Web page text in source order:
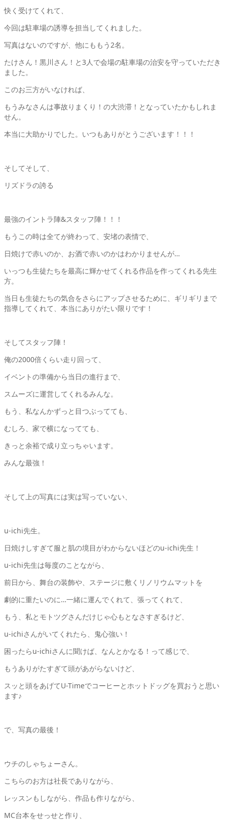
快く受けてくれて、
今回は駐車場の誘導を担当してくれました。
写真はないのですが、他にももう2名。
たけさん！黒川さん！と3人で会場の駐車場の治安を守っていただき
ました。
このお三方がいなければ、
もうみなさんは事故りまくり！の大渋滞！となっていたかもしれま
せん。
本当に大助かりでした。いつもありがとうございます！！！
そしてそして、
リズドラの誇る
最強のイントラ陣&スタッフ陣！！！
もうこの時は全てが終わって、安堵の表情で、
日焼けで赤いのか、お酒で赤いのかはわかりませんが…
いっつも生徒たちを最高に輝かせてくれる作品を作ってくれる先生
方。
当日も生徒たちの気合をさらにアップさせるために、ギリギリまで
指導してくれて、本当にありがたい限りです！
そしてスタッフ陣！
俺の2000倍くらい走り回って、
イベントの準備から当日の進行まで、
スムーズに運営してくれるみんな。
もう、私なんかずっと目つぶってても、
むしろ、家で横になってても、
きっと余裕で成り立っちゃいます。
みんな最強！
そして上の写真には実は写っていない、
u-ichi先生。
日焼けしすぎて服と肌の境目がわからないほどのu-ichi先生！
u-ichi先生は毎度のことながら、
前日から、舞台の装飾や、ステージに敷くリノリウムマットを
劇的に重たいのに…一緒に運んでくれて、張ってくれて、
もう、私とモトツグさんだけじゃ心もとなさすぎるけど、
u-ichiさんがいてくれたら、鬼心強い！
困ったらu-ichiさんに聞けば、なんとかなる！って感じで、
もうありがたすぎて頭があがらないけど、
スッと頭をあげてU-Timeでコーヒーとホットドッグを買おうと思い
ます♪
で、写真の最後！
ウチのしゃちょーさん。
こちらのお方は社長でありながら、
レッスンもしながら、作品も作りながら、
MC台本をせっせと作り、